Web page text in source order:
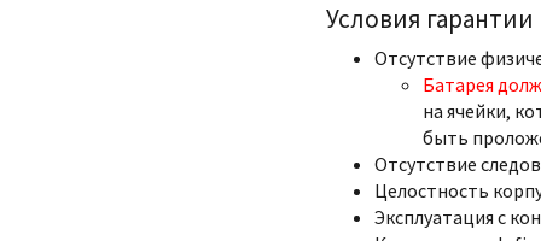
Условия гарантии
Отсутствие
Батарея
на ячейки,
быть
Отсутствие
Целостность
Эксплуатация с